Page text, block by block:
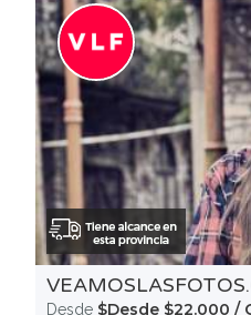
Desde $Desde $22.000 /